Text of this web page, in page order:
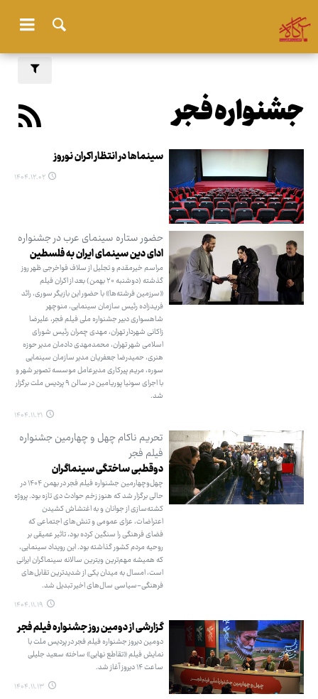
جشنواره فجر
سینماها در انتظار اکران نوروز
۱۴۰۴.۱۲.۰۲
حضور ستاره سینمای عرب در جشنواره
ادای دین سینمای ایران به فلسطین
مراسم خیرمقدم و تجلیل از سلاف فواخرجی ظهر روز
گذشته (دوشنبه ۲۰ بهمن) بعد از اکران فیلم
«سرزمین فرشته‌ها» با حضور این بازیگر سوری، رائد
فریدزاده رئیس سازمان سینمایی، منوچهر
شاهسواری دبیر جشنواره ملی فیلم فجر، علیرضا
زاکانی شهردار تهران، مهدی چمران رئیس شورای
اسلامی شهر تهران، محمدمهدی دادمان مدیر حوزه
هنری، حمیدرضا جعفریان مدیر سازمان سینمایی
سوره، مریم پیرکاری مدیرعامل موسسه تصویر شهر و
با اجرای سونیا پوریامین در سالن ۹ پردیس ملت برگزار
شد.
۱۴۰۴.۱۱.۲۱
تحریم ناکام چهل و چهارمین جشنواره
فیلم فجر
دوقطبی ساختگی سینماگران
چهل‌وچهارمین جشنواره فیلم فجر در بهمن ۱۴۰۴ در
حالی برگزار شد که هنوز زخم حوادث دی‌ تازه بود. پروژه
کشته‌سازی از جوانان و به اغتشاش کشیدن
اعتراضات، عزای عمومی و تنش‌های اجتماعی که
فضای فرهنگی را سنگین کرده بود، تاثیر عمیقی بر
روحیه مردم کشور گذاشته بود. این رویداد سینمایی،
که همیشه مهم‌ترین ویترین سالانه سینماگران ایرانی
است، امسال به میدان یکی از شدیدترین تقابل‌های
فرهنگی-سیاسی سال‌های اخیر تبدیل شد.
۱۴۰۴.۱۱.۱۹
گزارشی از دومین روز جشنواره فیلم فجر
دومین دیروز جشنواره فیلم فجر در پردیس ملت با
نمایش فیلم «تقاطع نهایی» ساخته سعید جلیلی
ساعت ۱۴ دیروز آغاز شد.
۱۴۰۴.۱۱.۱۳